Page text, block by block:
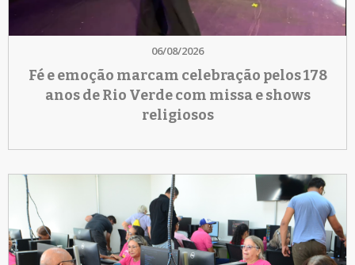
06/08/2026
Fé e emoção marcam celebração pelos 178
anos de Rio Verde com missa e shows
religiosos